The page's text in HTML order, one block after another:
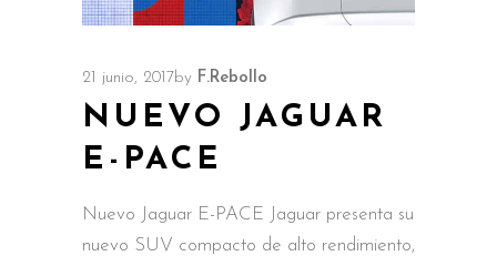
21 junio, 2017by F.Rebollo
NUEVO JAGUAR
E-PACE
Nuevo Jaguar E-PACE Jaguar presenta su
nuevo SUV compacto de alto rendimiento,